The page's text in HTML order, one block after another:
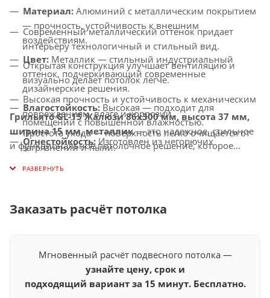
Материал: Алюминий с металлическим покрытием
— прочность, устойчивость к внешним
воздействиям.
Цвет: Металлик — стильный индустриальный
оттенок, подчеркивающий современные
дизайнерские решения.
Влагостойкость: Высокая — подходит для
помещений с повышенной влажностью.
Огнестойкость: Изготовлен из негорючих
материалов, соответствует современным стандартам
безопасности.
интегрируется с LED-светильниками и другими
осветительными системами.
Современный металлический оттенок придает
интерьеру технологичный и стильный вид.
Открытая конструкция улучшает вентиляцию и
визуально делает потолок легче.
Высокая прочность и устойчивость к механическим
повреждениям, влаге и коррозии.
Простота ухода — поверхность легко очищается от
загрязнений и пыли.
Универсальное применение — подходит для
Грильято GL-15 Жалюзи 86x300 мм, высота 37 мм,
ширина 15 мм, металлик— это надежное, стильное
и функциональное потолочное решение, которое
подчеркивает их минималистичный дизайн.
Заказать расчёт потолка
Мгновенный расчёт подвесного потолка —
узнайте цену, срок и
подходящий вариант за 15 минут. Бесплатно.